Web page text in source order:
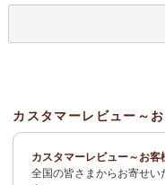
3/11：リボン付きブラウ
3/11：イレギュラーヘム
イクオリティ◇で仕立て
カスタマーレビュー～
カスタマーレビュー～お客
全国の皆さまからお寄せ